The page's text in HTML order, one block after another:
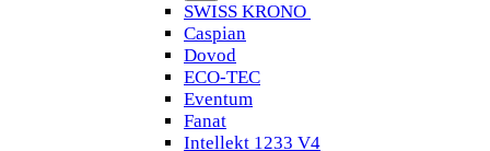
SWISS KRONO
Caspian
Dovod
ECO-TEC
Eventum
Fanat
Intellekt 1233 V4